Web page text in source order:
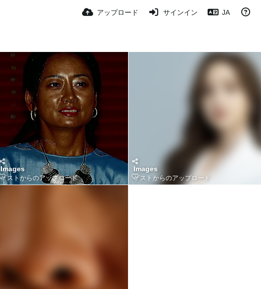
アップロード サインイン JA
Images
ゲストからのアップロード
Images
ゲストからのアップロード